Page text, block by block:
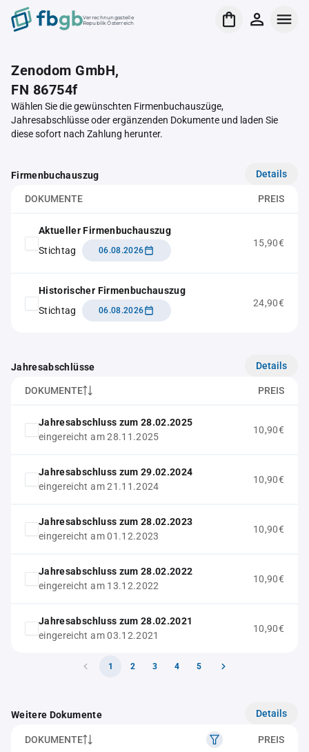
Verrechnungsstelle
Republik Österreich
Zenodom GmbH,
FN 86754f
Wählen Sie die gewünschten Firmenbuchauszüge,
Jahresabschlüsse oder ergänzenden Dokumente und laden Sie
diese sofort nach Zahlung herunter.
Firmenbuchauszug Details
DOKUMENTE PREIS
Aktueller Firmenbuchauszug
Stichtag
06.08.2026
15,90€
Historischer Firmenbuchauszug
Stichtag
06.08.2026
24,90€
Jahresabschlüsse Details
DOKUMENTE PREIS
Jahresabschluss zum 28.02.2025
eingereicht am 28.11.2025
10,90€
Jahresabschluss zum 29.02.2024
eingereicht am 21.11.2024
10,90€
Jahresabschluss zum 28.02.2023
eingereicht am 01.12.2023
10,90€
Jahresabschluss zum 28.02.2022
eingereicht am 13.12.2022
10,90€
Jahresabschluss zum 28.02.2021
eingereicht am 03.12.2021
10,90€
1 2 3 4 5
Weitere Dokumente Details
DOKUMENTE PREIS